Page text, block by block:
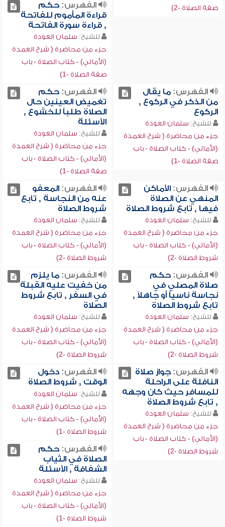
صفة الصلاة -2)
الفهرس:حكم
قراءة المأموم للفاتحة
, قراءة سورة الفاتحة
للشيخ: سلمان العودة
جزء من محاضرة ( شرح العمدة
(الأمالي) - كتاب الصلاة - باب
صفة الصلاة -1)
الفهرس:ما يقال
من الذكر في الركوع ,
الركوع
للشيخ: سلمان العودة
جزء من محاضرة ( شرح العمدة
(الأمالي) - كتاب الصلاة - باب
صفة الصلاة -1)
الفهرس:حكم
تغميض العينين حال
الصلاة طلباً للخشوع ,
الأسئلة
للشيخ: سلمان العودة
جزء من محاضرة ( شرح العمدة
(الأمالي) - كتاب الصلاة - باب
صفة الصلاة -1)
الفهرس:الأماكن
المنهي عن الصلاة
فيها , تابع شروط الصلاة
للشيخ: سلمان العودة
جزء من محاضرة ( شرح العمدة
(الأمالي) - كتاب الصلاة - باب
شروط الصلاة -2)
الفهرس:المعفو
عنه من النجاسة , تابع
شروط الصلاة
للشيخ: سلمان العودة
جزء من محاضرة ( شرح العمدة
(الأمالي) - كتاب الصلاة - باب
شروط الصلاة -2)
الفهرس:حكم
صلاة المصلي في
نجاسة ناسياً أو جاهلاً ,
تابع شروط الصلاة
للشيخ: سلمان العودة
جزء من محاضرة ( شرح العمدة
(الأمالي) - كتاب الصلاة - باب
شروط الصلاة -2)
الفهرس:ما يلزم
من خفيت عليه القبلة
في السفر , تابع شروط
الصلاة
للشيخ: سلمان العودة
جزء من محاضرة ( شرح العمدة
(الأمالي) - كتاب الصلاة - باب
شروط الصلاة -2)
الفهرس:جواز صلاة
النافلة على الراحلة
للمسافر حيث كان وجهه
, تابع شروط الصلاة
للشيخ: سلمان العودة
جزء من محاضرة ( شرح العمدة
(الأمالي) - كتاب الصلاة - باب
شروط الصلاة -2)
الفهرس:دخول
الوقت , شروط الصلاة
للشيخ: سلمان العودة
جزء من محاضرة ( شرح العمدة
(الأمالي) - كتاب الصلاة - باب
شروط الصلاة -1)
الفهرس:حكم
الصلاة في الثياب
الشفافة , الأسئلة
للشيخ: سلمان العودة
جزء من محاضرة ( شرح العمدة
(الأمالي) - كتاب الصلاة - باب
شروط الصلاة -1)